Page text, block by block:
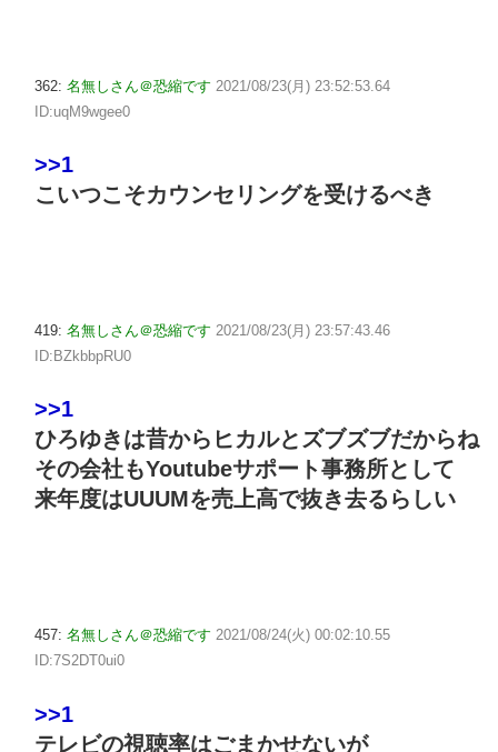
362: 名無しさん＠恐縮です 2021/08/23(月) 23:52:53.64
ID:uqM9wgee0
>>1
こいつこそカウンセリングを受けるべき
419: 名無しさん＠恐縮です 2021/08/23(月) 23:57:43.46
ID:BZkbbpRU0
>>1
ひろゆきは昔からヒカルとズブズブだからね
その会社もYoutubeサポート事務所として
来年度はUUUMを売上高で抜き去るらしい
457: 名無しさん＠恐縮です 2021/08/24(火) 00:02:10.55
ID:7S2DT0ui0
>>1
テレビの視聴率はごまかせないが